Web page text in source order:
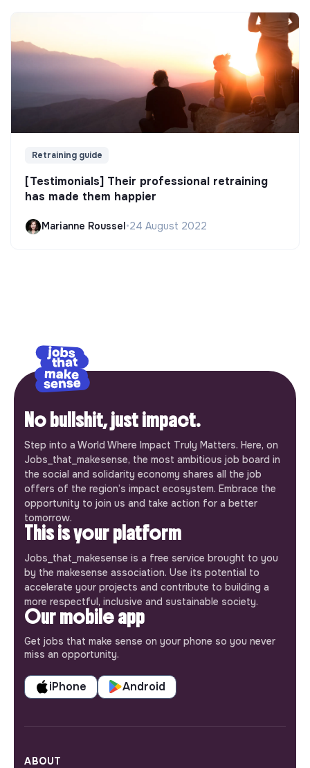
Retraining guide
[Testimonials] Their professional retraining
has made them happier
Marianne Roussel •24 August 2022
No bullshit, just impact.
Step into a World Where Impact Truly Matters. Here, on
Jobs_that_makesense, the most ambitious job board in
the social and solidarity economy shares all the job
offers of the region’s impact ecosystem. Embrace the
opportunity to join us and take action for a better
tomorrow.
This is your platform
Jobs_that_makesense is a free service brought to you
by the makesense association. Use its potential to
accelerate your projects and contribute to building a
more respectful, inclusive and sustainable society.
Our mobile app
Get jobs that make sense on your phone so you never
miss an opportunity.
iPhone Android
ABOUT